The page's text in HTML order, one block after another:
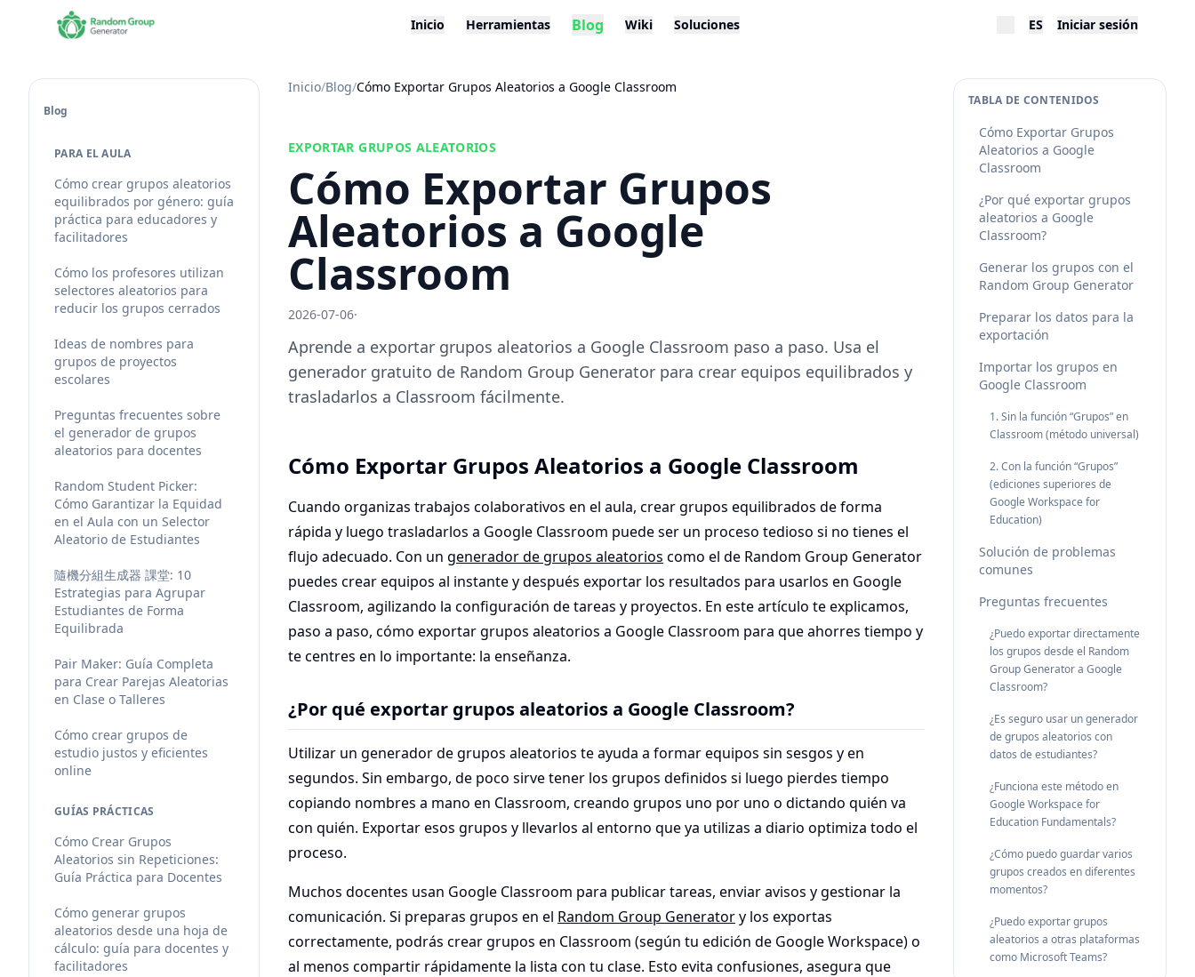
Inicio Herramientas Blog Wiki Soluciones ES Iniciar sesión
Blog
PARA EL AULA
Cómo crear grupos aleatorios
equilibrados por género: guía
práctica para educadores y
facilitadores
Cómo los profesores utilizan
selectores aleatorios para
reducir los grupos cerrados
Ideas de nombres para
grupos de proyectos
escolares
Preguntas frecuentes sobre
el generador de grupos
aleatorios para docentes
Random Student Picker:
Cómo Garantizar la Equidad
en el Aula con un Selector
Aleatorio de Estudiantes
隨機分組生成器 課堂: 10
Estrategias para Agrupar
Estudiantes de Forma
Equilibrada
Pair Maker: Guía Completa
para Crear Parejas Aleatorias
en Clase o Talleres
Cómo crear grupos de
estudio justos y eficientes
online
GUÍAS PRÁCTICAS
Cómo Crear Grupos
Aleatorios sin Repeticiones:
Guía Práctica para Docentes
Cómo generar grupos
aleatorios desde una hoja de
cálculo: guía para docentes y
facilitadores
Inicio/Blog/Cómo Exportar Grupos Aleatorios a Google Classroom
EXPORTAR GRUPOS ALEATORIOS
Cómo Exportar Grupos
Aleatorios a Google
Classroom
2026-07-06·
Aprende a exportar grupos aleatorios a Google Classroom paso a paso. Usa el
generador gratuito de Random Group Generator para crear equipos equilibrados y
trasladarlos a Classroom fácilmente.
Cómo Exportar Grupos Aleatorios a Google Classroom
Cuando organizas trabajos colaborativos en el aula, crear grupos equilibrados de forma
rápida y luego trasladarlos a Google Classroom puede ser un proceso tedioso si no tienes el
flujo adecuado. Con un generador de grupos aleatorios como el de Random Group Generator
puedes crear equipos al instante y después exportar los resultados para usarlos en Google
Classroom, agilizando la configuración de tareas y proyectos. En este artículo te explicamos,
paso a paso, cómo exportar grupos aleatorios a Google Classroom para que ahorres tiempo y
te centres en lo importante: la enseñanza.
¿Por qué exportar grupos aleatorios a Google Classroom?
Utilizar un generador de grupos aleatorios te ayuda a formar equipos sin sesgos y en
segundos. Sin embargo, de poco sirve tener los grupos definidos si luego pierdes tiempo
copiando nombres a mano en Classroom, creando grupos uno por uno o dictando quién va
con quién. Exportar esos grupos y llevarlos al entorno que ya utilizas a diario optimiza todo el
proceso.
Muchos docentes usan Google Classroom para publicar tareas, enviar avisos y gestionar la
comunicación. Si preparas grupos en el Random Group Generatory los exportas
correctamente, podrás crear grupos en Classroom (según tu edición de Google Workspace) o
al menos compartir rápidamente la lista con tu clase. Esto evita confusiones, asegura que
TABLA DE CONTENIDOS
Cómo Exportar Grupos
Aleatorios a Google
Classroom
¿Por qué exportar grupos
aleatorios a Google
Classroom?
Generar los grupos con el
Random Group Generator
Preparar los datos para la
exportación
Importar los grupos en
Google Classroom
1. Sin la función “Grupos” en
Classroom (método universal)
2. Con la función “Grupos”
(ediciones superiores de
Google Workspace for
Education)
Solución de problemas
comunes
Preguntas frecuentes
¿Puedo exportar directamente
los grupos desde el Random
Group Generator a Google
Classroom?
¿Es seguro usar un generador
de grupos aleatorios con
datos de estudiantes?
¿Funciona este método en
Google Workspace for
Education Fundamentals?
¿Cómo puedo guardar varios
grupos creados en diferentes
momentos?
¿Puedo exportar grupos
aleatorios a otras plataformas
como Microsoft Teams?